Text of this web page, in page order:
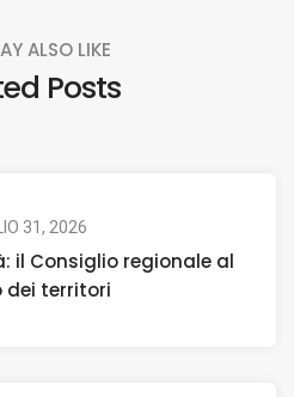
ALSO LIKE
Posts
31, 2026
il Consiglio regionale al
dei territori